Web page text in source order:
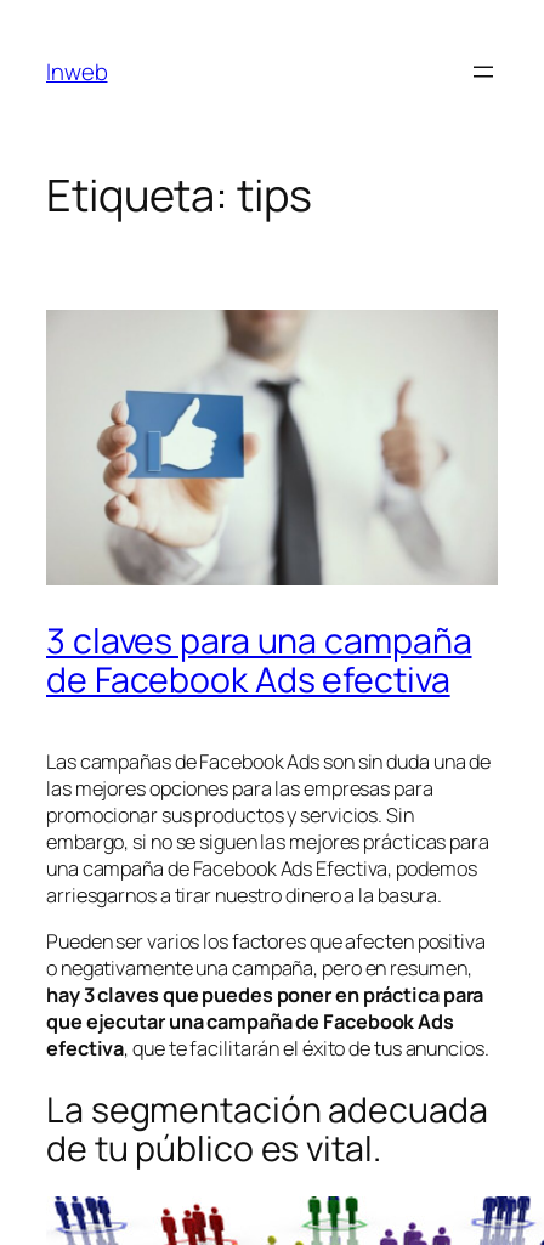
contenido
Inweb
Etiqueta: tips
3 claves para una campaña
de Facebook Ads efectiva
Las campañas de Facebook Ads son sin duda una de
las mejores opciones para las empresas para
promocionar sus productos y servicios. Sin
embargo, si no se siguen las mejores prácticas para
una campaña de Facebook Ads Efectiva, podemos
arriesgarnos a tirar nuestro dinero a la basura.
Pueden ser varios los factores que afecten positiva
o negativamente una campaña, pero en resumen,
hay 3 claves que puedes poner en práctica para
que ejecutar una campaña de Facebook Ads
efectiva, que te facilitarán el éxito de tus anuncios.
La segmentación adecuada
de tu público es vital.